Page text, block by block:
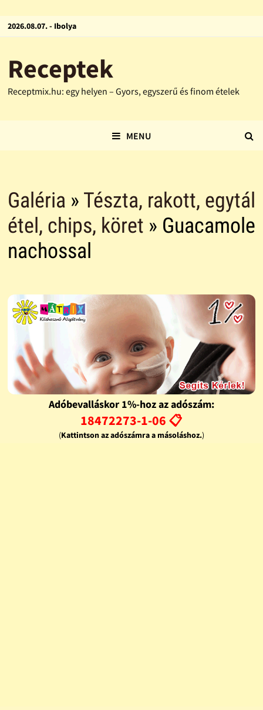
2026.08.07. - Ibolya
Receptek
Receptmix.hu: egy helyen – Gyors, egyszerű és finom ételek
MENU
Galéria » Tészta, rakott, egytál
étel, chips, köret » Guacamole
nachossal
Adóbevalláskor 1%-hoz az adószám:
18472273-1-06 📋
(Kattintson az adószámra a másoláshoz.)